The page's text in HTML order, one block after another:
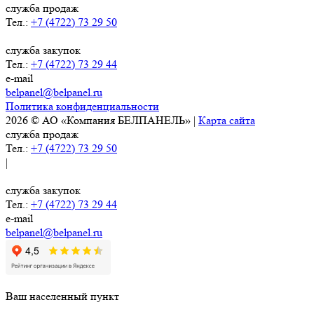
служба продаж
Тел.: +7 (4722) 73 29 50
служба закупок
Тел.: +7 (4722) 73 29 44
e-mail
belpanel@belpanel.ru
Политика конфиденциальности
2026 © АО «Компания БЕЛПАНЕЛЬ» | Карта сайта
служба продаж
Тел.: +7 (4722) 73 29 50
|
служба закупок
Тел.: +7 (4722) 73 29 44
e-mail
belpanel@belpanel.ru
Ваш населенный пункт